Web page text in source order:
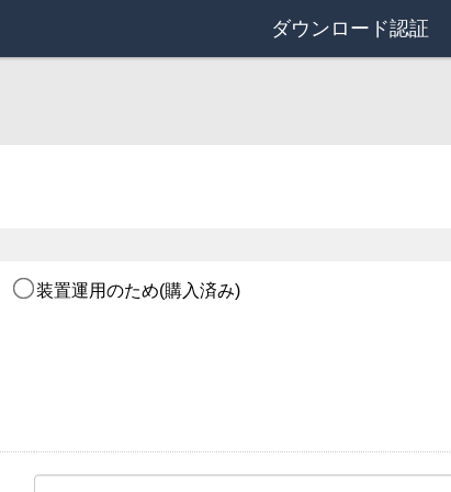
ダウンロード認証
装置運用のため(購入済み)